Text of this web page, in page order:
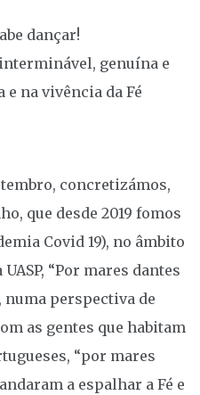
dançar!
genuína e
e na vivência da Fé
concretizámos,
que desde 2019 fomos
Covid 19), no âmbito
“Por mares dantes
numa perspectiva de
as gentes que habitam
“por mares
a espalhar a Fé e